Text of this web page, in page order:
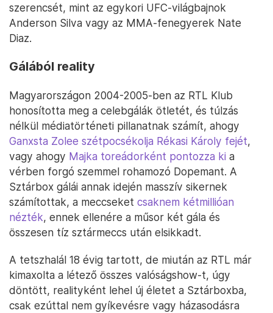
szerencsét, mint az egykori UFC-világbajnok
Anderson Silva vagy az MMA-fenegyerek Nate
Diaz.
Gálából reality
Magyarországon 2004-2005-ben az RTL Klub
honosította meg a celebgálák ötletét, és túlzás
nélkül médiatörténeti pillanatnak számít, ahogy
Ganxsta Zolee szétpocsékolja Rékasi Károly fejét,
vagy ahogy Majka toreádorként pontozza ki a
vérben forgó szemmel rohamozó Dopemant. A
Sztárbox gálái annak idején masszív sikernek
számítottak, a meccseket csaknem kétmillióan
nézték, ennek ellenére a műsor két gála és
összesen tíz sztármeccs után elsikkadt.
A tetszhalál 18 évig tartott, de miután az RTL már
kimaxolta a létező összes valóságshow-t, úgy
döntött, realityként lehel új életet a Sztárboxba,
csak ezúttal nem gyíkevésre vagy házasodásra